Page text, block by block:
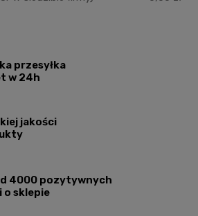
przesyłka
w 24h
jakości
4000 pozytywnych
o sklepie